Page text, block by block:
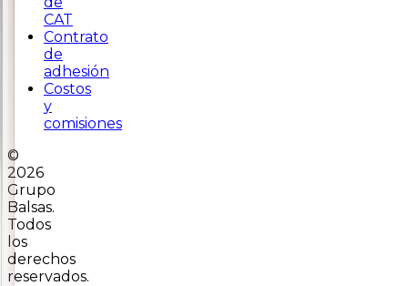
CAT
Contrato
de
adhesión
Costos
y
comisiones
©
2026
Grupo
Balsas.
Todos
los
derechos
reservados.